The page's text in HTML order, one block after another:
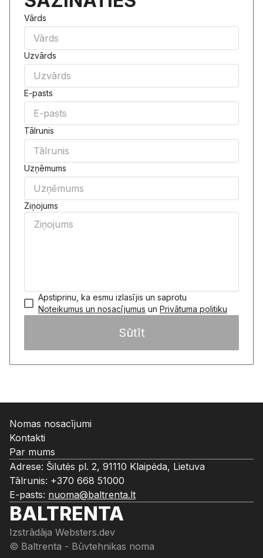
Vārds
Uzvārds
E-pasts
Tālrunis
Uzņēmums
Ziņojums
Apstiprinu, ka esmu izlasījis un saprotu
Noteikumus un nosacījumus un Privātuma politiku
Sūtīt
Nomas nosacījumi
Kontakti
Par mums
Adrese: Šilutės pl. 2, 91110 Klaipėda, Lietuva
Tālrunis: +370 668 51000
E-pasts: nuoma@baltrenta.lt
BALTRENTA
Izstrādāja Websters.dev
© Baltrenta - Būvtehnikas noma